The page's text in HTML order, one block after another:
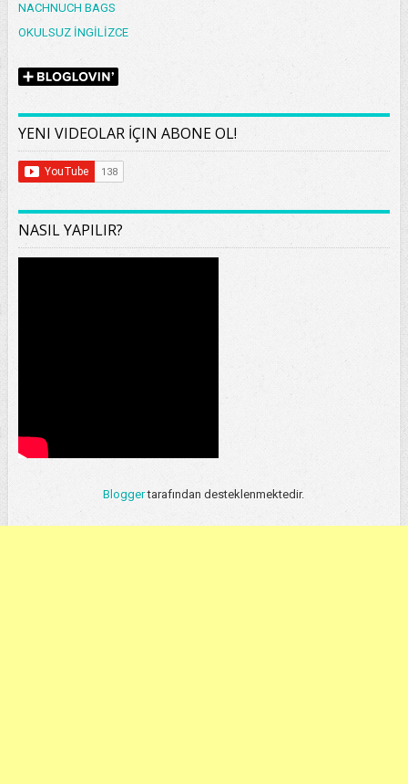
NACHNUCH BAGS
OKULSUZ İNGİLİZCE
YENI VIDEOLAR İÇIN ABONE OL!
NASIL YAPILIR?
Bloggertarafından desteklenmektedir.